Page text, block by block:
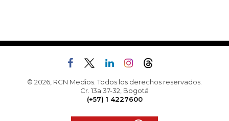
© 2026, RCN Medios. Todos los derechos reservados.
Cr. 13a 37-32, Bogotá
(+57) 1 4227600